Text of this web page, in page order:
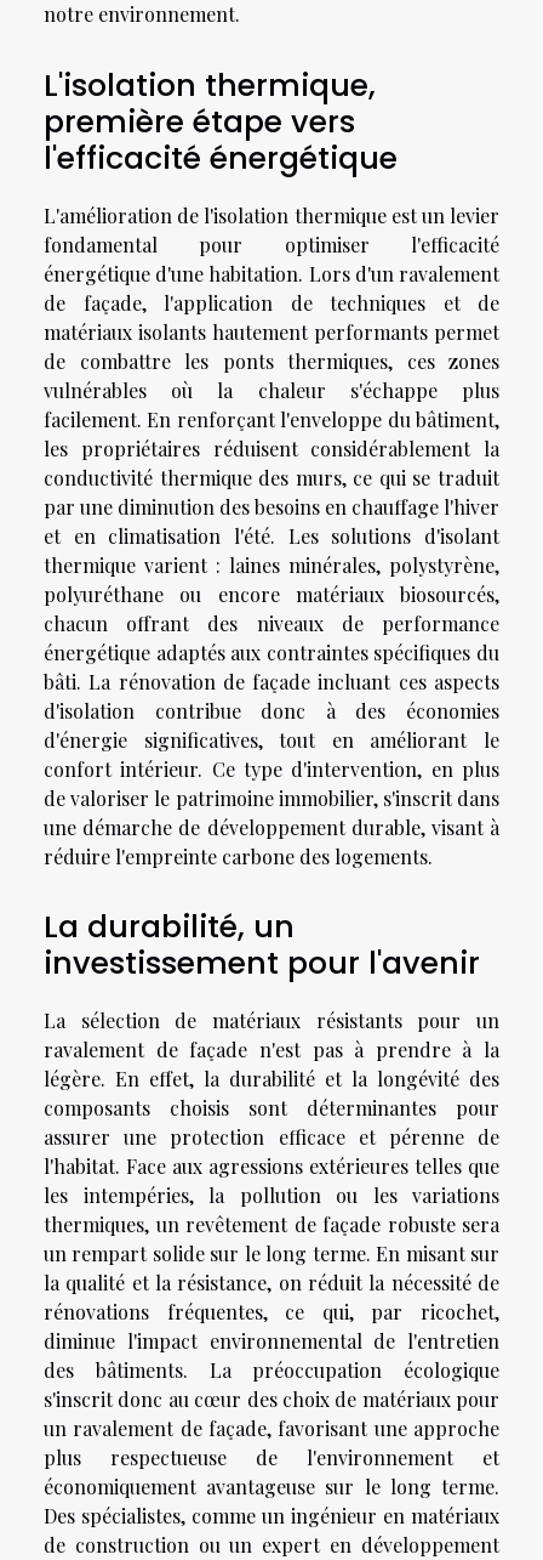
notre environnement.
L'isolation thermique,
première étape vers
l'efficacité énergétique
L'amélioration de l'isolation thermique est un levier
fondamental pour optimiser l'efficacité
énergétique d'une habitation. Lors d'un ravalement
de façade, l'application de techniques et de
matériaux isolants hautement performants permet
de combattre les ponts thermiques, ces zones
vulnérables où la chaleur s'échappe plus
facilement. En renforçant l'enveloppe du bâtiment,
les propriétaires réduisent considérablement la
conductivité thermique des murs, ce qui se traduit
par une diminution des besoins en chauffage l'hiver
et en climatisation l'été. Les solutions d'isolant
thermique varient : laines minérales, polystyrène,
polyuréthane ou encore matériaux biosourcés,
chacun offrant des niveaux de performance
énergétique adaptés aux contraintes spécifiques du
bâti. La rénovation de façade incluant ces aspects
d'isolation contribue donc à des économies
d'énergie significatives, tout en améliorant le
confort intérieur. Ce type d'intervention, en plus
de valoriser le patrimoine immobilier, s'inscrit dans
une démarche de développement durable, visant à
réduire l'empreinte carbone des logements.
La durabilité, un
investissement pour l'avenir
La sélection de matériaux résistants pour un
ravalement de façade n'est pas à prendre à la
légère. En effet, la durabilité et la longévité des
composants choisis sont déterminantes pour
assurer une protection efficace et pérenne de
l'habitat. Face aux agressions extérieures telles que
les intempéries, la pollution ou les variations
thermiques, un revêtement de façade robuste sera
un rempart solide sur le long terme. En misant sur
la qualité et la résistance, on réduit la nécessité de
rénovations fréquentes, ce qui, par ricochet,
diminue l'impact environnemental de l'entretien
des bâtiments. La préoccupation écologique
s'inscrit donc au cœur des choix de matériaux pour
un ravalement de façade, favorisant une approche
plus respectueuse de l'environnement et
économiquement avantageuse sur le long terme.
Des spécialistes, comme un ingénieur en matériaux
de construction ou un expert en développement